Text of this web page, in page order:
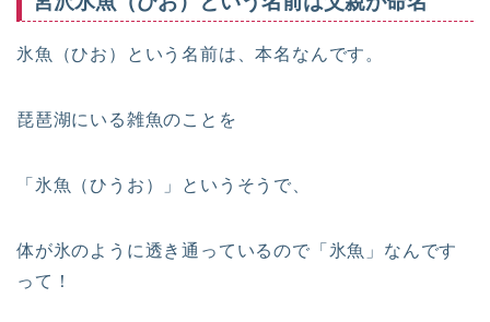
氷魚（ひお）という名前は、本名なんです。
琵琶湖にいる雑魚のことを
「氷魚（ひうお）」というそうで、
体が氷のように透き通っているので「氷魚」なんです
って！